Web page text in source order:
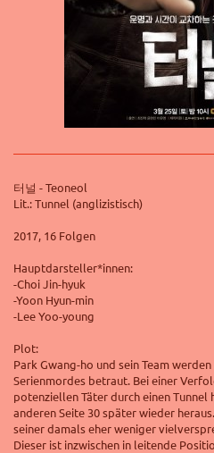
터널 - Teoneol
Lit.: Tunnel (anglizistisch)
2017, 16 Folgen
Hauptdarsteller*innen:
-Choi Jin-hyuk
-Yoon Hyun-min
-Lee Yoo-young
Plot:
Park Gwang-ho und sein Team
Serienmordes betraut. Bei einer
potenziellen Täter durch einen
anderen Seite 30 später wieder
seiner damals eher weniger
Dieser ist inzwischen in leitende